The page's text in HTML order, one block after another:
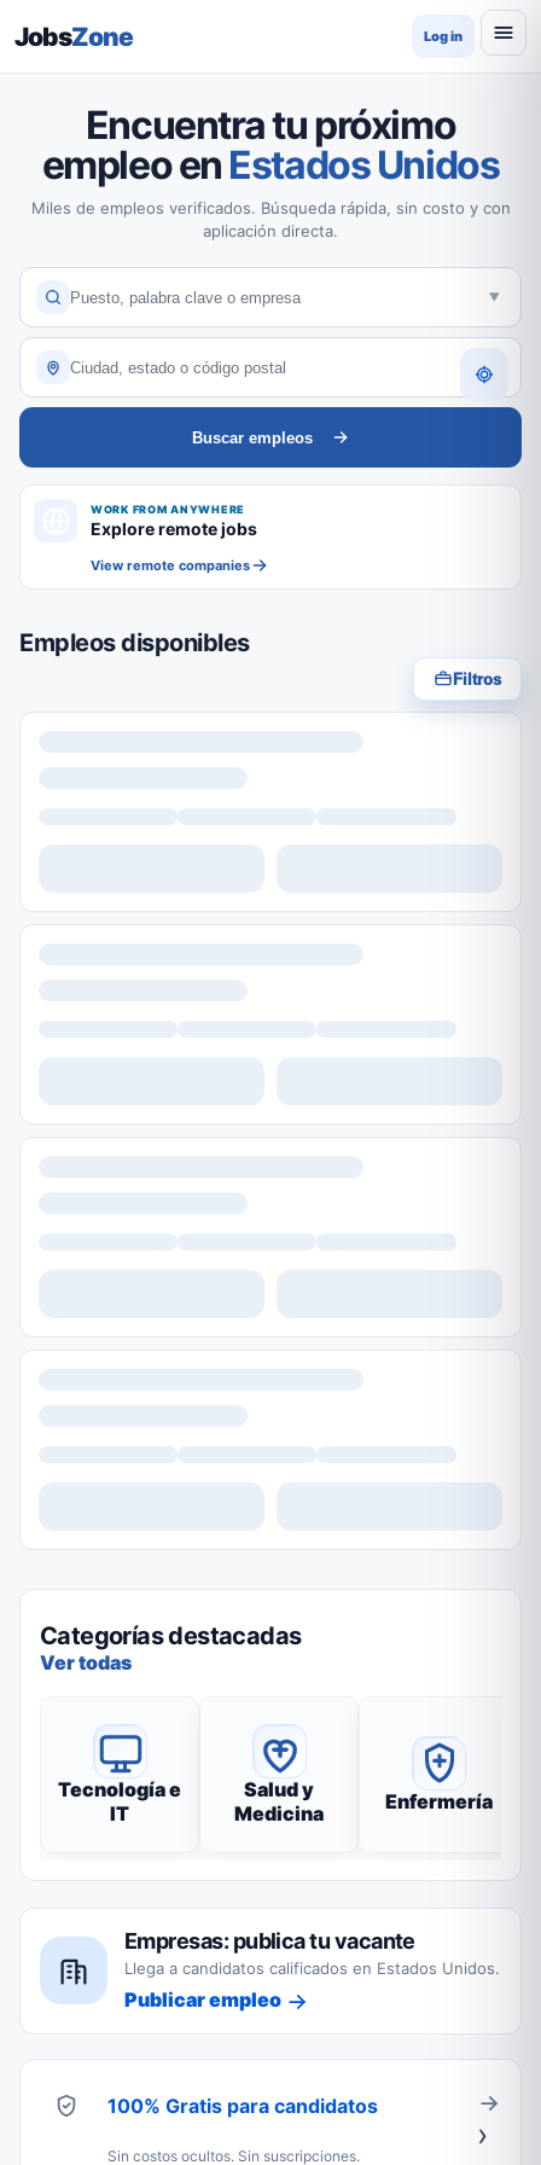
JobsZone Log in
Encuentra tu próximo
empleo en Estados Unidos
Miles de empleos verificados. Búsqueda rápida, sin costo y con
aplicación directa.
Buscar empleos
WORK FROM ANYWHERE
Explore remote jobs
View remote companies
Empleos disponibles
Filtros
Categorías destacadas
Ver todas
Tecnología e
IT
Salud y
Medicina
Enfermería
Empresas: publica tu vacante
Llega a candidatos calificados en Estados Unidos.
Publicar empleo
100% Gratis para candidatos
Sin costos ocultos. Sin suscripciones.